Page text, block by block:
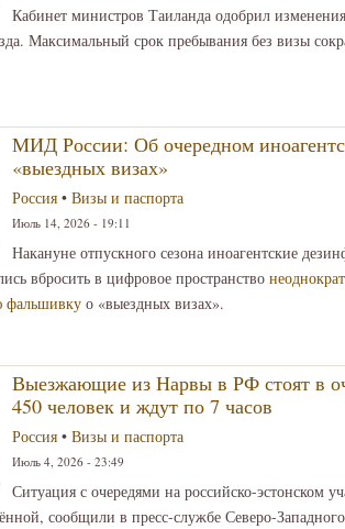
Кабинет министров Таиланда одобрил
Максимальный срок пребывания без визы
МИД России: Об очередном
«выездных визах»
Россия • Визы и паспорта
Июль 14, 2026 - 19:11
Накануне отпускного сезона иноагентские
вбросить в цифровое пространство
фальшивку о «выездных визах».
Выезжающие из Нарвы в РФ стоят в
450 человек и ждут по 7 часов
Россия • Визы и паспорта
Июль 4, 2026 - 23:49
Ситуация с очередями на российско-эстонском
сообщили в пресс-службе Северо-